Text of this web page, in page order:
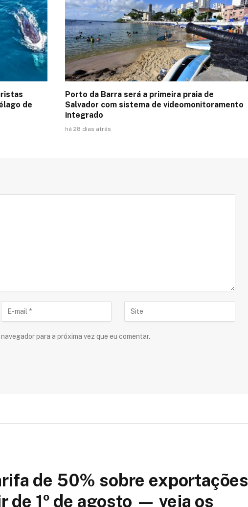
de
Porto da Barra será a primeira praia de
Salvador com sistema de videomonitoramento
integrado
há 28 dias atrás
para a próxima vez que eu comentar.
de 50% sobre exportações
de 1º de agosto — veja os